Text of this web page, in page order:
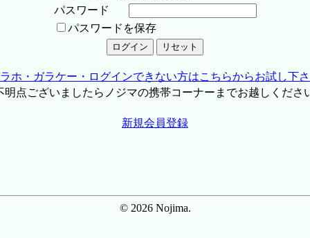
パスワード
パスワードを保存
ホ・ガラケー・ログインできない方はこちらからお試し下
点ございましたらノジマの携帯コーナーまでお越しくださ
新規会員登録
© 2026 Nojima.